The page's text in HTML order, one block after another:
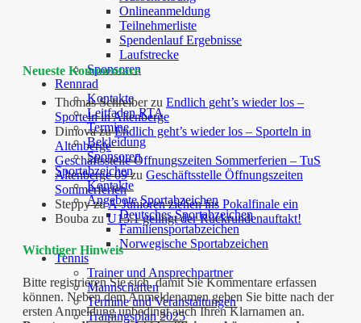
Onlineanmeldung
Teilnehmerliste
Spendenlauf Ergebnisse
Laufstrecke
Sponsoren
Rennrad
Kontakte
Leitfaden RTA
Termine
Bekleidung
Sponsoren
Sportabzeichen
Kontakte
Angebote Sportabzeichen
Deutsches Sportabzeichen
Familiensportabzeichen
Norwegische Sportabzeichen
Tennis
Trainer und Ansprechpartner
Mannschaften
Termine und Veranstaltungen
Trainingsplan 2025
Neueste Kommentare
Thomas Schreiberzu Endlich geht’s wieder los –
Sporteln in Altenberge
DimovazuEndlich geht’s wieder los – Sporteln in
Altenberge
Geschäftsstelle Öffnungszeiten Sommerferien – TuS
Altenberge 09zu Geschäftsstelle Öffnungszeiten
Sommerferien
SteppyzuA-Junioren ziehen ins Pokalfinale ein
Bouba zuU15.1 gelingt der Rückrundenauftakt!
Wichtiger Hinweis
Bitte registrieren Sie sich, damit Sie Kommentare erfassen
können. Neben dem Anmeldenamen geben Sie bitte nach der
ersten Anmeldung unbedingt auch Ihren Klarnamen an.